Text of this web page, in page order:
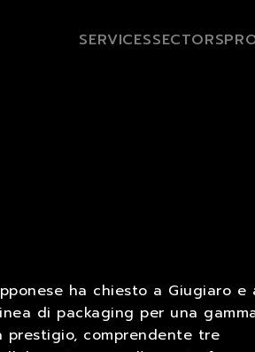
SERVICESSECTORS
ha chiesto a Giugiaro e
di packaging per una
prestigio, comprendente tre